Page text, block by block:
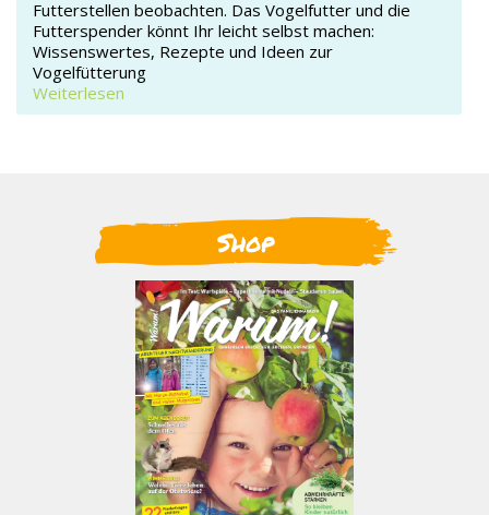
Futterstellen beobachten. Das Vogelfutter und die
Futterspender könnt Ihr leicht selbst machen:
Wissenswertes, Rezepte und Ideen zur
Vogelfütterung
Weiterlesen
Shop